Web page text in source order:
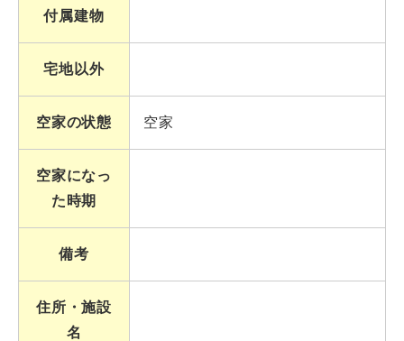
付属建物
宅地以外
空家の状態 空家
空家になっ
た時期
備考
住所・施設
名